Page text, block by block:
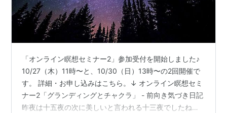
「オンライン瞑想セミナー2」参加受付を開始しました♪
10/27（木）11時〜と、10/30（日）13時〜の2回開催で
す。 詳細・お申し込みはこちら。↓ オンライン瞑想セミ
ナー2「グランディングとチャクラ」 - 前向き気づき日記
昨夜は十五夜の次に美しいと言われる十三夜でしたね。